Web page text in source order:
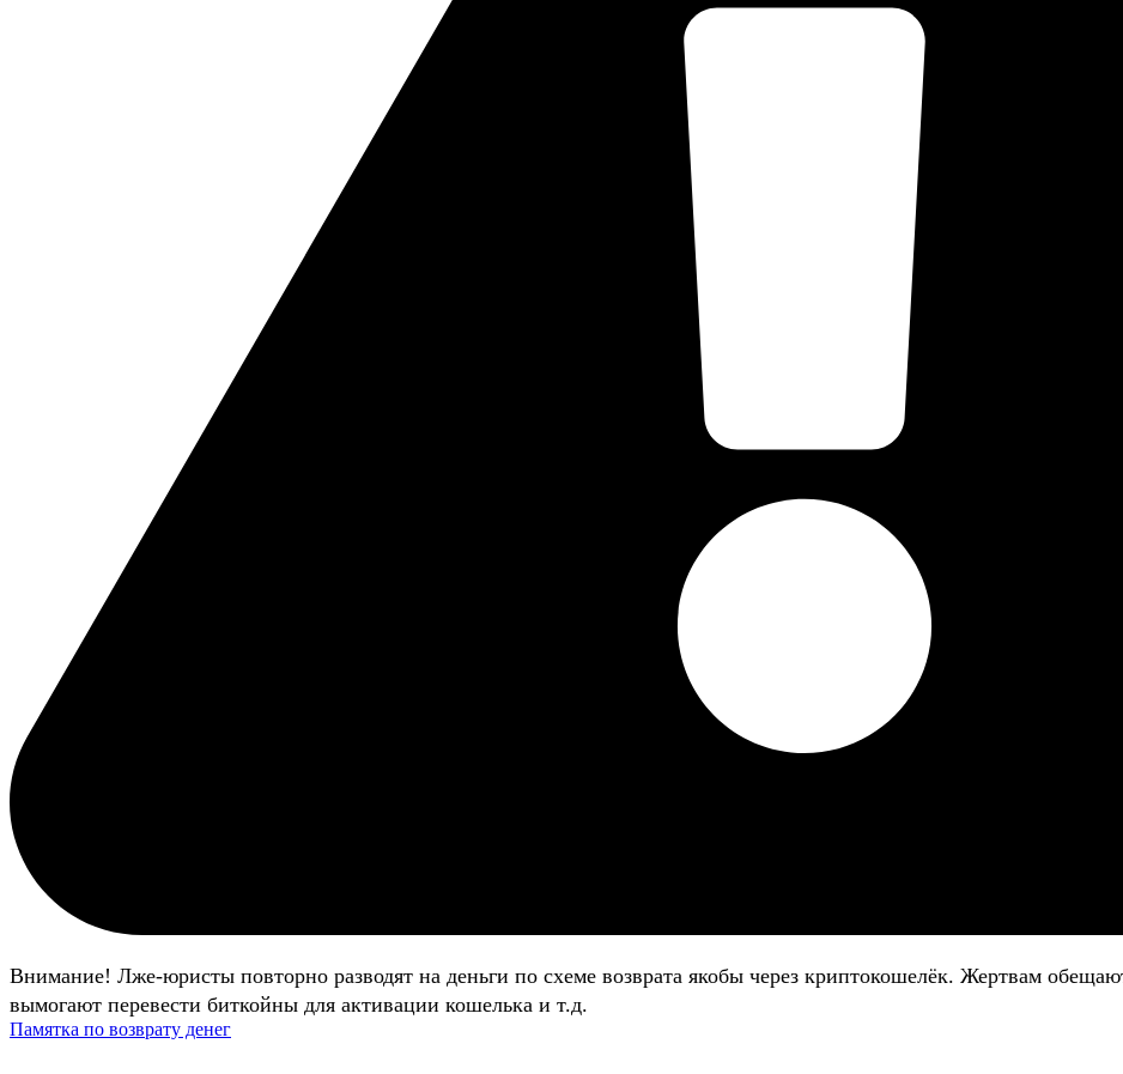
Внимание! Лже-юристы повторно разводят на деньги по схеме возврата якобы через криптокошелёк. Жертвам
вымогают перевести биткойны для активации кошелька и т.д.
Памятка по возврату денег